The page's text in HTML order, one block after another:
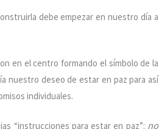
debe empezar en nuestro día a
en el centro formando el símbolo de la
nuestro deseo de estar en paz para así
individuales.
“instrucciones para estar en paz”: no